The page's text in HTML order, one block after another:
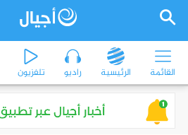
القائمة الرئيسية راديو تلفزيون